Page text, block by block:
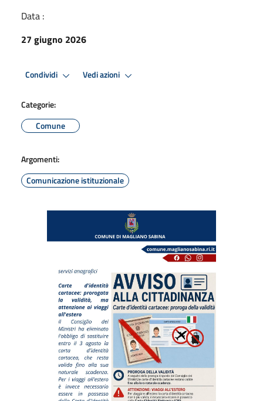
Data :
27 giugno 2026
Condividi Vedi azioni
Categorie:
Comune
Argomenti:
Comunicazione istituzionale